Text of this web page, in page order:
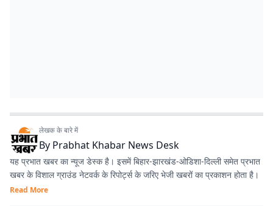
लेखक के बारे में
By Prabhat Khabar News Desk
यह प्रभात खबर का न्यूज डेस्क है। इसमें बिहार-झारखंड-ओडिशा-दिल्‍ली समेत प्रभात
खबर के विशाल ग्राउंड नेटवर्क के रिपोर्ट्स के जरिए भेजी खबरों का प्रकाशन होता है।
Read More